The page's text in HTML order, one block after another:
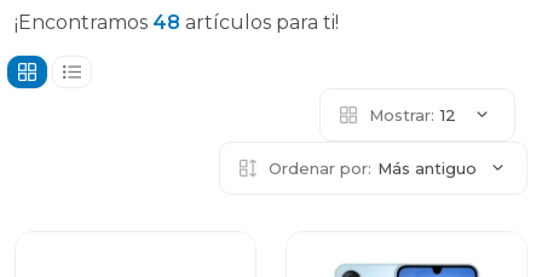
¡Encontramos 48 artículos para ti!
Mostrar: 12
Ordenar por: Más antiguo